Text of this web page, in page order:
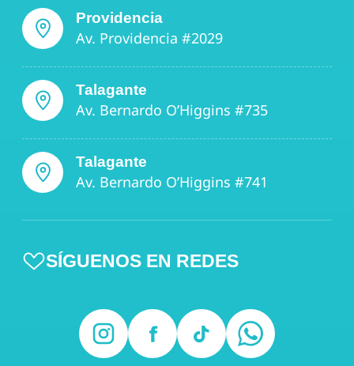
Providencia
Av. Providencia #2029
Talagante
Av. Bernardo O’Higgins #735
Talagante
Av. Bernardo O’Higgins #741
SÍGUENOS EN REDES